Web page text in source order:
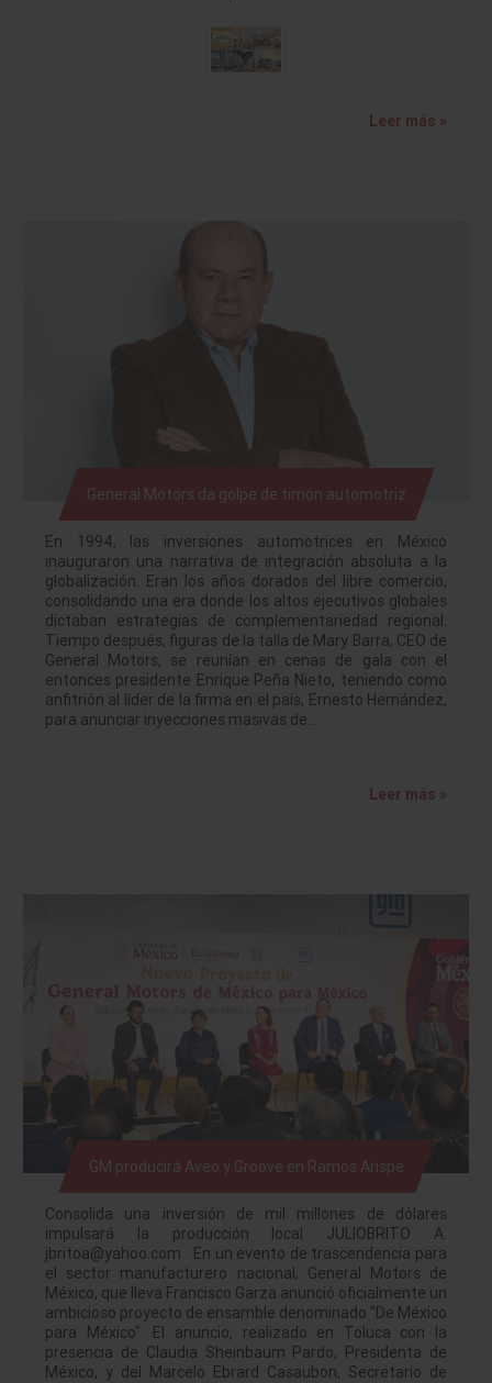
Leer más »
General Motors da golpe de timón automotriz
En 1994, las inversiones automotrices en México
inauguraron una narrativa de integración absoluta a la
globalización. Eran los años dorados del libre comercio,
consolidando una era donde los altos ejecutivos globales
dictaban estrategias de complementariedad regional.
Tiempo después, figuras de la talla de Mary Barra, CEO de
General Motors, se reunían en cenas de gala con el
entonces presidente Enrique Peña Nieto, teniendo como
anfitrión al líder de la firma en el país, Ernesto Hernández,
para anunciar inyecciones masivas de…
Leer más »
GM producirá Aveo y Groove en Ramos Arispe
Consolida una inversión de mil millones de dólares
impulsará la producción local JULIOBRITO A.
jbritoa@yahoo.com En un evento de trascendencia para
el sector manufacturero nacional, General Motors de
México, que lleva Francisco Garza anunció oficialmente un
ambicioso proyecto de ensamble denominado "De México
para México". El anuncio, realizado en Toluca con la
presencia de Claudia Sheinbaum Pardo, Presidenta de
México, y del Marcelo Ebrard Casaubon, Secretario de